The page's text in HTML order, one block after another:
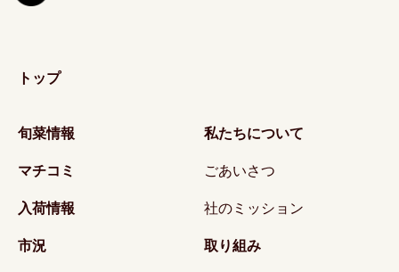
トップ
旬菜情報
マチコミ
入荷情報
市況
私たちについて
ごあいさつ
社のミッション
取り組み